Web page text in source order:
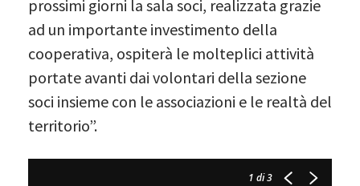
prossimi giorni la sala soci, realizzata grazie
ad un importante investimento della
cooperativa, ospiterà le molteplici attività
portate avanti dai volontari della sezione
soci insieme con le associazioni e le realtà del
territorio”.
1 di 3